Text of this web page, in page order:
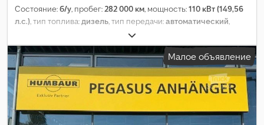
Состояние:б/у, пробег:282 000 км, мощность:110 кВт (149,56
л.с.), тип топлива:дизель, тип передачи:автоматический,
, следующая проверка (TÜV):
01/2026, класс выбросов:Евро 6, цвет:серый, количество
мест:5, Оборудование:ABS, кондиционер, полный привод,
сажевый фильтр, система иммобилайзера, центральный
замок, электронная программа стабилизации (ESP),
Малое объявление